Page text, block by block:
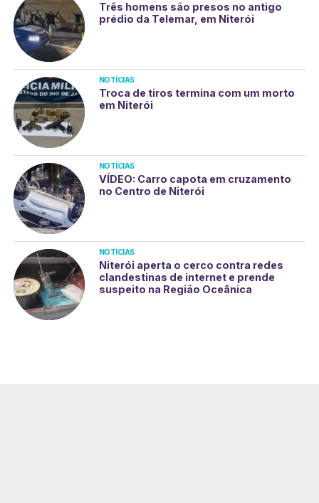
Três homens são presos no antigo
prédio da Telemar, em Niterói
NOTÍCIAS
Troca de tiros termina com um morto
em Niterói
NOTÍCIAS
VÍDEO: Carro capota em cruzamento
no Centro de Niterói
NOTÍCIAS
Niterói aperta o cerco contra redes
clandestinas de internet e prende
suspeito na Região Oceânica